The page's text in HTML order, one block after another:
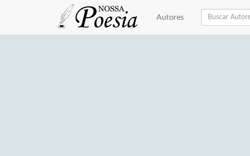
Autores